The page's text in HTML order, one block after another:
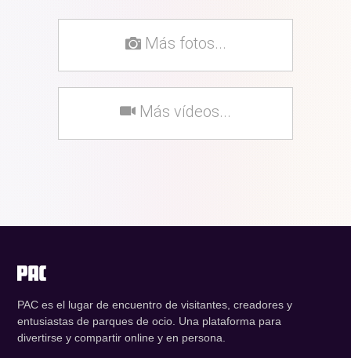
Más fotos...
Más vídeos...
PAC es el lugar de encuentro de visitantes, creadores y
entusiastas de parques de ocio. Una plataforma para
divertirse y compartir online y en persona.